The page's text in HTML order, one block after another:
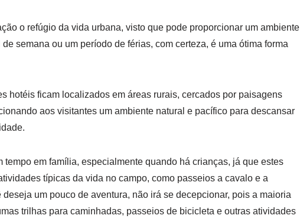
o refúgio da vida urbana, visto que pode proporcionar um ambiente
semana ou um período de férias, com certeza, é uma ótima forma
hotéis ficam localizados em áreas rurais, cercados por paisagens
aos visitantes um ambiente natural e pacífico para descansar
em família, especialmente quando há crianças, já que estes
típicas da vida no campo, como passeios a cavalo e a
um pouco de aventura, não irá se decepcionar, pois a maioria
trilhas para caminhadas, passeios de bicicleta e outras atividades